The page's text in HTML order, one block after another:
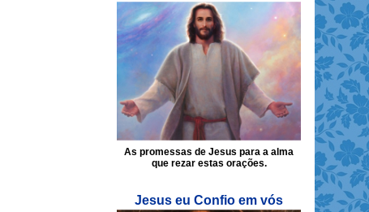
As promessas de Jesus para a alma
que rezar estas orações.
Jesus eu Confio em vós